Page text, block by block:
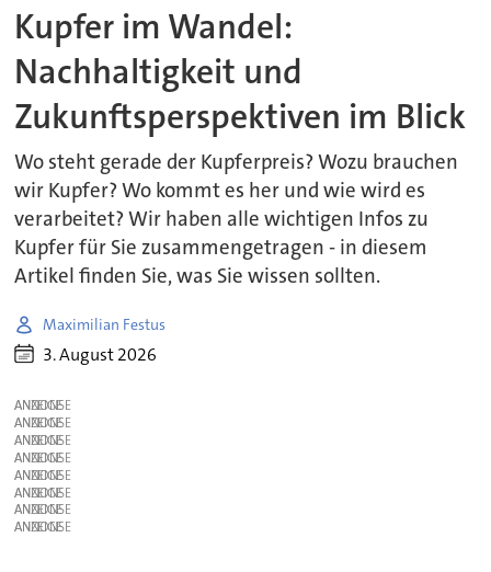
Kupfer im Wandel:
Nachhaltigkeit und
Zukunftsperspektiven im Blick
Wo steht gerade der Kupferpreis? Wozu brauchen
wir Kupfer? Wo kommt es her und wie wird es
verarbeitet? Wir haben alle wichtigen Infos zu
Kupfer für Sie zusammengetragen - in diesem
Artikel finden Sie, was Sie wissen sollten.
Maximilian Festus
3. August 2026
ANZEIGE
ANZEIGE
ANZEIGE
ANZEIGE
ANZEIGE
ANZEIGE
ANZEIGE
ANZEIGE